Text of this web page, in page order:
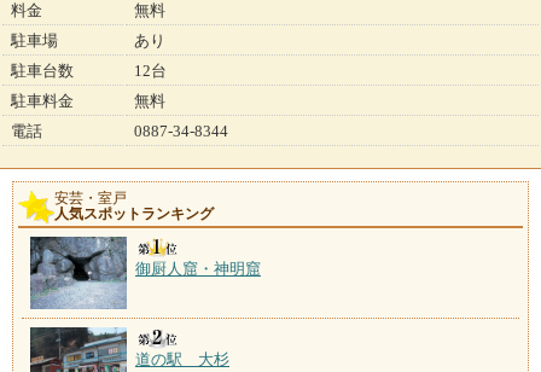
料金
無料
駐車場
あり
駐車台数
12台
駐車料金
無料
電話
0887-34-8344
安芸・室戸
人気スポットランキング
御厨人窟・神明窟
道の駅 大杉